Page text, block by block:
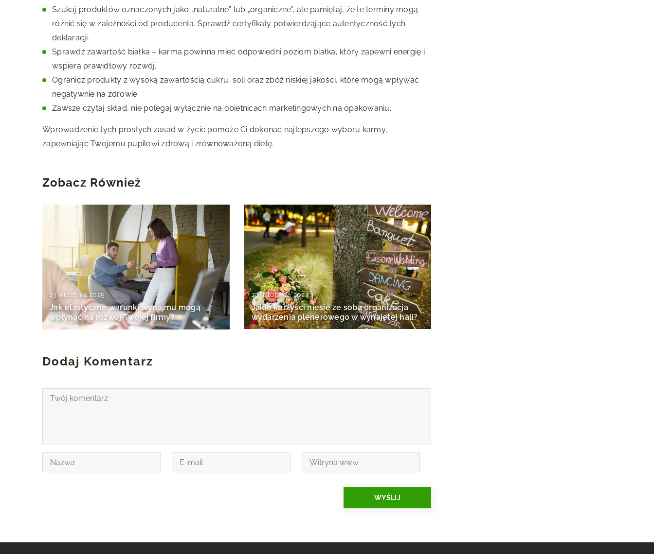
Szukaj produktów oznaczonych jako „naturalne” lub „organiczne”, ale pamiętaj, że te terminy mogą
różnić się w zależności od producenta. Sprawdź certyfikaty potwierdzające autentyczność tych
deklaracji.
Sprawdź zawartość białka – karma powinna mieć odpowiedni poziom białka, który zapewni energię i
wspiera prawidłowy rozwój.
Ogranicz produkty z wysoką zawartością cukru, soli oraz zbóż niskiej jakości, które mogą wpływać
negatywnie na zdrowie.
Zawsze czytaj skład, nie polegaj wyłącznie na obietnicach marketingowych na opakowaniu.
Wprowadzenie tych prostych zasad w życie pomoże Ci dokonać najlepszego wyboru karmy,
zapewniając Twojemu pupilowi zdrową i zrównoważoną dietę.
Zobacz Również
13 września 2025
Jak elastyczne warunki wynajmu mogą
wpłynąć na rozwój Twojej firmy?
19 listopada 2024
Jakie korzyści niesie ze sobą organizacja
wydarzenia plenerowego w wynajętej hali?
Dodaj Komentarz